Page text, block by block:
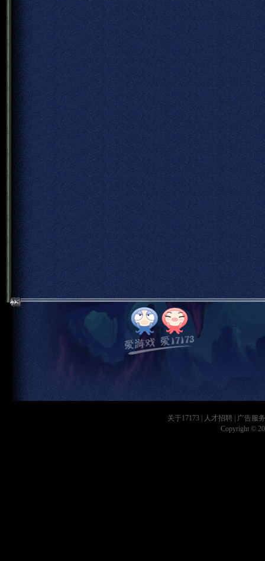
关于17173 人才招聘
广告服务
Copyright ©